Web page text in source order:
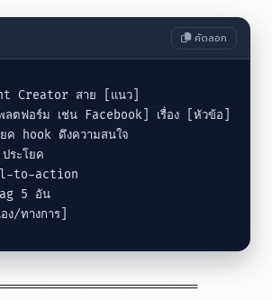
คัดลอก
Creator สาย [แนว]
ลตฟอร์ม เช่น Facebook] เรื่อง [หัวข้อ]
ค hook ดึงความสนใจ
ระโยค
to-action
5 อัน
/ทางการ]